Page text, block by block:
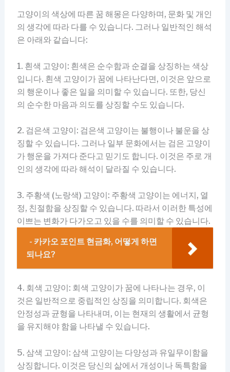
고양이의 색상에 따른 꿈 해몽은 다양하며, 문화 및 개인
의 생각에 따라 다를 수 있습니다. 그러나 일반적인 해석
은 아래와 같습니다:
1. 흰색 고양이: 흰색은 순수함과 순결을 상징하는 색상
입니다. 흰색 고양이가 꿈에 나타난다면, 이것은 앞으로
의 행운이나 좋은 일을 의미할 수 있습니다. 또한, 당신
의 순수한 마음과 의도를 상징할 수도 있습니다.
2. 검은색 고양이: 검은색 고양이는 불행이나 불운을 상
징할 수 있습니다. 그러나 일부 문화에서는 검은 고양이
가 행운을 가져다 준다고 믿기도 합니다. 이것은 주로 개
인의 생각에 따라 해석이 달라질 수 있습니다.
3. 주황색 (노랑색) 고양이: 주황색 고양이는 에너지, 열
정, 친절함을 상징할 수 있습니다. 따라서 이러한 특성에
이쁘는 변화가 다가오고 있을 수를 의미할 수 있습니다.
- 카카오 포인트 현금화, 어떻게 하면
되나요?
4. 회색 고양이: 회색 고양이가 꿈에 나타나는 경우, 이
것은 일반적으로 중립적인 상징을 의미합니다. 회색은
안정성과 균형을 나타내며, 이는 현재의 생활에서 균형
을 유지해야 함을 나타낼 수 있습니다.
5. 삼색 고양이: 삼색 고양이는 다양성과 유일무이함을
상징합니다. 이것은 당신의 삶에서 개성이나 독특함을